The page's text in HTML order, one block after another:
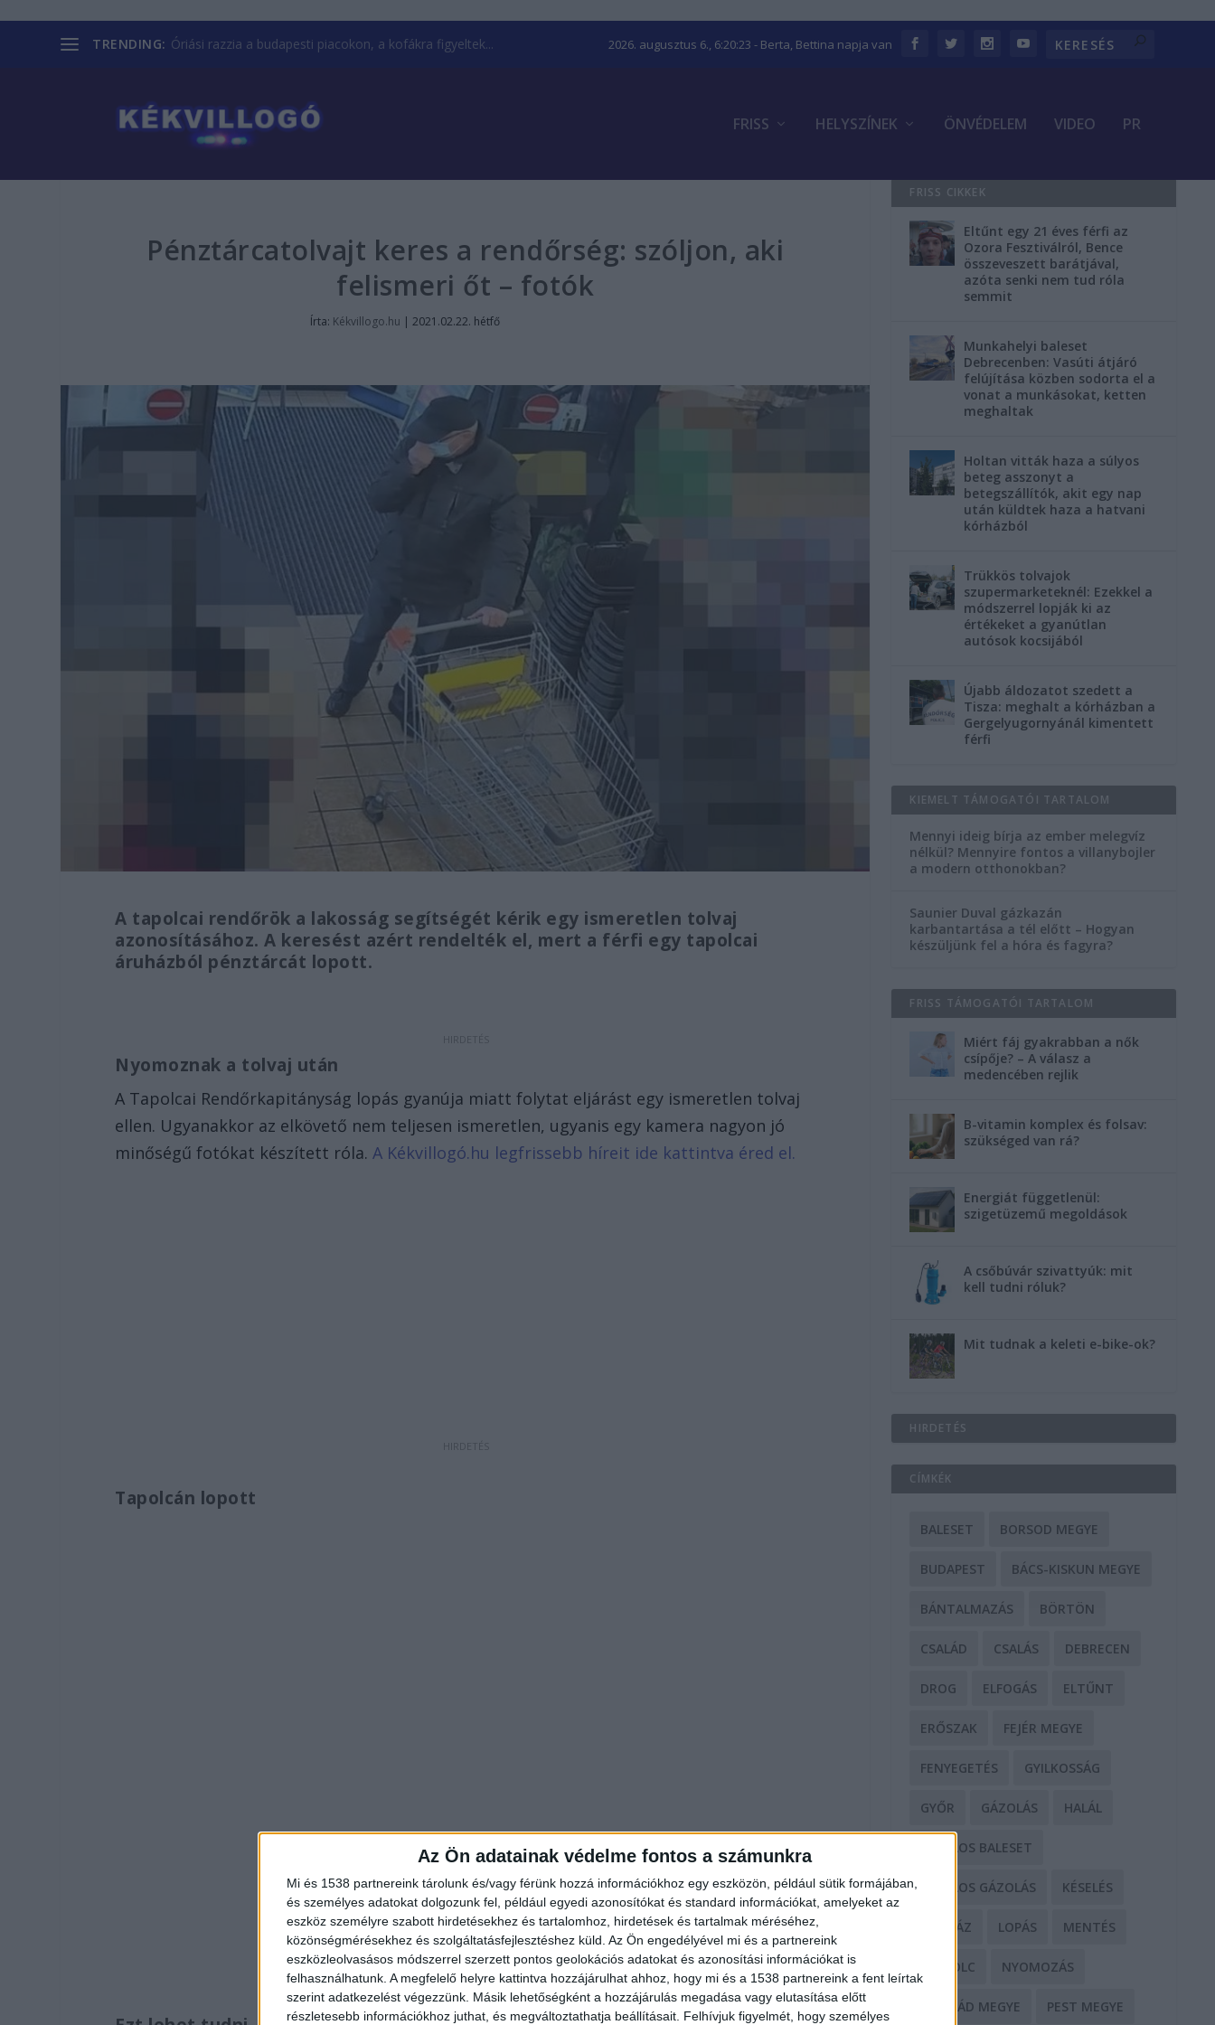
Az Ön adatainak védelme fontos a számunkra
Mi és 1538 partnereink tárolunk és/vagy férünk hozzá információkhoz egy eszközön, például sütik formájában,
és személyes adatokat dolgozunk fel, például egyedi azonosítókat és standard információkat, amelyeket az
eszköz személyre szabott hirdetésekhez és tartalomhoz, hirdetések és tartalmak méréséhez,
közönségmérésekhez és szolgáltatásfejlesztéshez küld. Az Ön engedélyével mi és a partnereink
eszközleolvasásos módszerrel szerzett pontos geolokációs adatokat és azonosítási információkat is
felhasználhatunk. A megfelelő helyre kattintva hozzájárulhat ahhoz, hogy mi és a 1538 partnereink a fent leírtak
szerint adatkezelést végezzünk. Másik lehetőségként a hozzájárulás megadása vagy elutasítása előtt
részletesebb információkhoz juthat, és megváltoztathatja beállításait. Felhívjuk figyelmét, hogy személyes
TRENDING: Óriási razzia a budapesti piacokon, a kofákra figyeltek... 2026. augusztus 6., 6:20:24 - Berta, Bettina napja van
FRISS HELYSZÍNEK ÖNVÉDELEM VIDEO PR
Pénztárcatolvajt keres a rendőrség: szóljon, aki
felismeri őt – fotók
Írta: Kékvillogo.hu |2021.02.22. hétfő
A tapolcai rendőrök a lakosság segítségét kérik egy ismeretlen tolvaj
azonosításához. A keresést azért rendelték el, mert a férfi egy tapolcai
áruházból pénztárcát lopott.
Nyomoznak a tolvaj után
A Tapolcai Rendőrkapitányság lopás gyanúja miatt folytat eljárást egy ismeretlen tolvaj
ellen. Ugyanakkor az elkövető nem teljesen ismeretlen, ugyanis egy kamera nagyon jó
minőségű fotókat készített róla.A Kékvillogó.hu legfrissebb híreit ide kattintva éred el.
Tapolcán lopott
FRISS CIKKEK
Eltűnt egy 21 éves férfi az
Ozora Fesztiválról, Bence
összeveszett barátjával,
azóta senki nem tud róla
semmit
Munkahelyi baleset
Debrecenben: Vasúti átjáró
felújítása közben sodorta el a
vonat a munkásokat, ketten
meghaltak
Holtan vitták haza a súlyos
beteg asszonyt a
betegszállítók, akit egy nap
után küldtek haza a hatvani
kórházból
Trükkös tolvajok
szupermarketeknél: Ezekkel a
módszerrel lopják ki az
értékeket a gyanútlan
autósok kocsijából
Újabb áldozatot szedett a
Tisza: meghalt a kórházban a
Gergelyugornyánál kimentett
férfi
KIEMELT TÁMOGATÓI TARTALOM
Mennyi ideig bírja az ember melegvíz
nélkül? Mennyire fontos a villanybojler
a modern otthonokban?
Saunier Duval gázkazán
karbantartása a tél előtt – Hogyan
készüljünk fel a hóra és fagyra?
FRISS TÁMOGATÓI TARTALOM
Miért fáj gyakrabban a nők
csípője? – A válasz a
medencében rejlik
B-vitamin komplex és folsav:
szükséged van rá?
Energiát függetlenül:
szigetüzemű megoldások
A csőbúvár szivattyúk: mit
kell tudni róluk?
Mit tudnak a keleti e-bike-ok?
HIRDETÉS
CÍMKÉK
BALESET BORSOD MEGYE
BUDAPEST BÁCS-KISKUN MEGYE
BÁNTALMAZÁS BÖRTÖN
CSALÁD CSALÁS DEBRECEN
DROG ELFOGÁS ELTŰNT
ERŐSZAK FEJÉR MEGYE
FENYEGETÉS GYILKOSSÁG
GYŐR GÁZOLÁS HALÁL
HALÁLOS BALESET
HALÁLOS GÁZOLÁS KÉSELÉS
KÓRHÁZ LOPÁS MENTÉS
MISKOLC NYOMOZÁS
NÓGRÁD MEGYE PEST MEGYE